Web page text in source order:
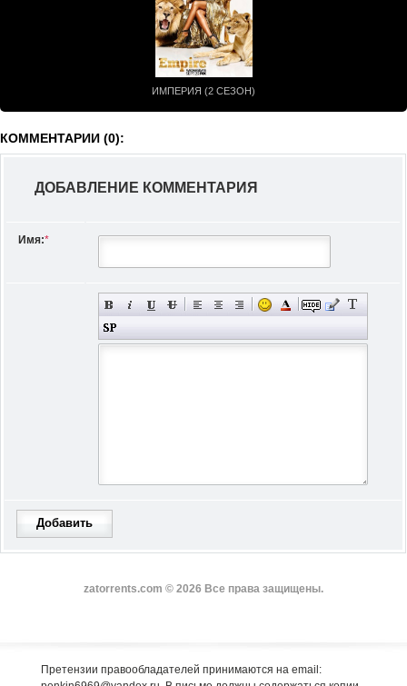
ИМПЕРИЯ (2 СЕЗОН)
КОММЕНТАРИИ (0):
ДОБАВЛЕНИЕ КОММЕНТАРИЯ
Имя:*
Добавить
zatorrents.com © 2026 Все права защищены.
Претензии правообладателей принимаются на email: